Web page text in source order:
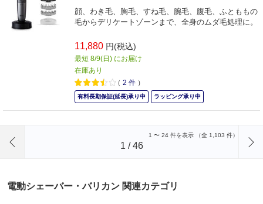
顔、わき毛、胸毛、すね毛、腕毛、腹毛、ふとももの
毛からデリケートゾーンまで、全身のムダ毛処理に。
11,880 円(税込)
最短 8/9(日) にお届け
在庫あり
（ 2 件 ）
有料長期保証(延長)承り中 ラッピング承り中
1 〜 24 件を表示 （全 1,103 件）
1 /46
電動シェーバー・バリカン 関連カテゴリ